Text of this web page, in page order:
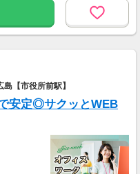
【市役所前駅】
安定◎サクッとWEB